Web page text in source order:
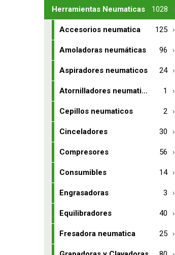
Herramientas Neumaticas 1028
Accesorios neumatica 125
Amoladoras neumáticas 96
Aspiradores neumaticos 24
Atornilladores neumaticos 1
Cepillos neumaticos 2
Cinceladores 30
Compresores 56
Consumibles 14
Engrasadoras 3
Equilibradores 40
Fresadora neumatica 25